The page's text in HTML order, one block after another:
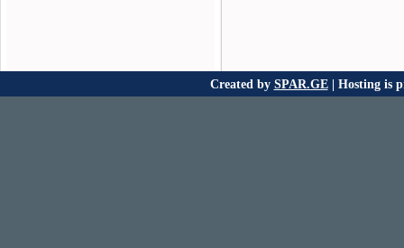
Created by SPAR.GE| Hosting is